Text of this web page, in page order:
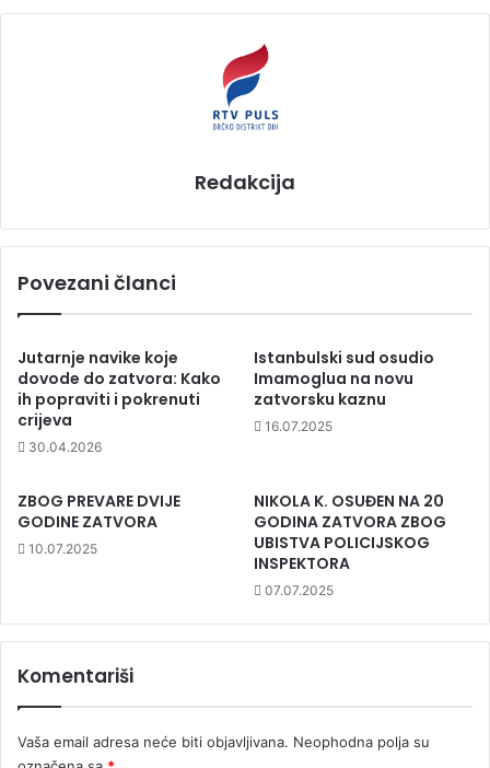
Redakcija
Povezani članci
Jutarnje navike koje
dovode do zatvora: Kako
ih popraviti i pokrenuti
crijeva
30.04.2026
Istanbulski sud osudio
Imamoglua na novu
zatvorsku kaznu
16.07.2025
ZBOG PREVARE DVIJE
GODINE ZATVORA
10.07.2025
NIKOLA K. OSUĐEN NA 20
GODINA ZATVORA ZBOG
UBISTVA POLICIJSKOG
INSPEKTORA
07.07.2025
Komentariši
Vaša email adresa neće biti objavljivana. Neophodna polja su